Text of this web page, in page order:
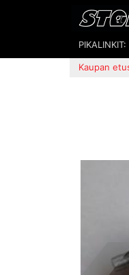
PIKALINKIT:
Kaupan